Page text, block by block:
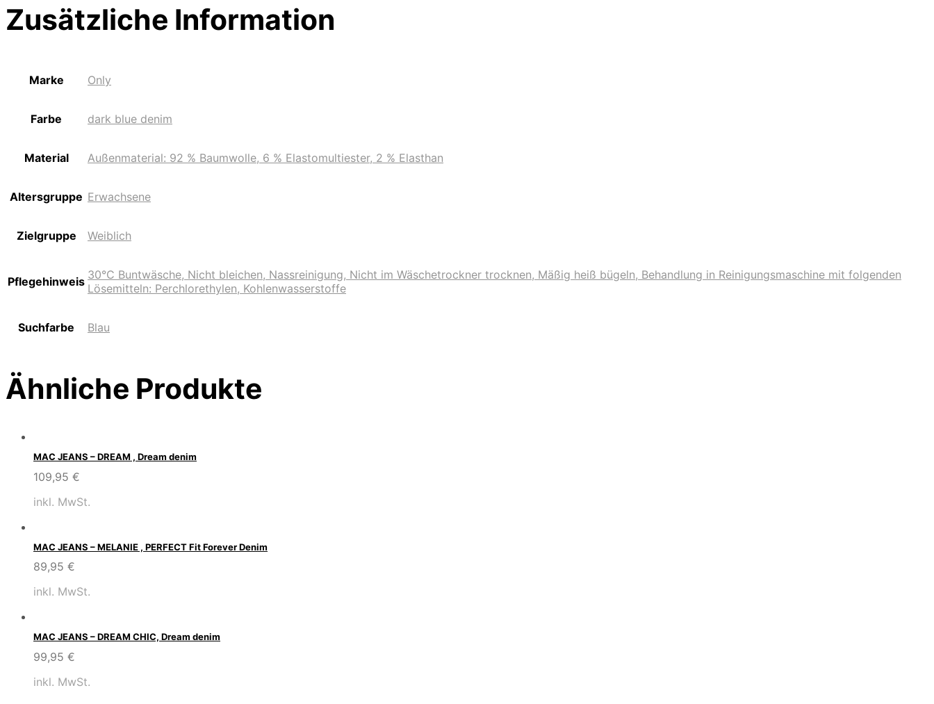
Zusätzliche Information
Marke Only
Farbe dark blue denim
Material Außenmaterial: 92 % Baumwolle, 6 % Elastomultiester, 2 % Elasthan
Altersgruppe Erwachsene
Zielgruppe Weiblich
Pflegehinweis 30°C Buntwäsche, Nicht bleichen, Nassreinigung, Nicht im Wäschetrockner trocknen, Mäßig heiß bügeln, Behandlung in Reinigungsmaschine mit folgenden
Lösemitteln: Perchlorethylen, Kohlenwasserstoffe
Suchfarbe Blau
Ähnliche Produkte
MAC JEANS – DREAM , Dream denim
109,95 €
inkl. MwSt.
MAC JEANS – MELANIE , PERFECT Fit Forever Denim
89,95 €
inkl. MwSt.
MAC JEANS – DREAM CHIC, Dream denim
99,95 €
inkl. MwSt.